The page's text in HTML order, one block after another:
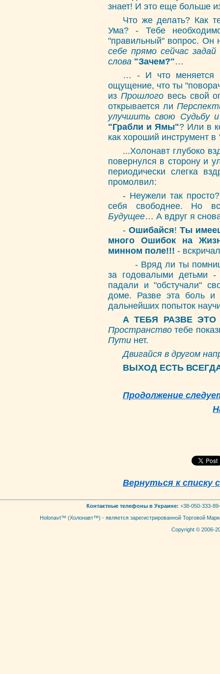
знает! И это еще больше
Что же делать? Как
Ума? - Тебе
"правильный" вопрос. Он
себе прямо сейчас
слова "Зачем?"…
… - И что меняется
ощущение, что ты
из Прошлого весь свой
открывается ли
улучшить свою Судьбу
"Грабли и Ямы"? Или в
как хороший инструмент в
...Холонавт глубоко
повернулся в сторону и
периодически слегка
промолвил:
- Неужели так
себя свободнее. Но
Будущее… А вдруг я
- Ошибайся! Ты
много Ошибок на
минном поле!!! -
- Вряд ли ты
за годовалыми детьми -
падали и "обстучали"
доме. Разве эта боль и
дальнейших попыток
А ТЕБЯ РАЗВЕ ЭТО
Пространствотебе
Пути нет.
Двигайся в другом
ВЫХОД ЕСТЬ
Продолжение
Вернуться к списку
Контактные телефоны в Украине: +38-050-333-
Holonavt™ (Холонавт™) - является зарегистрированной Торговой
Copyright © 2006-